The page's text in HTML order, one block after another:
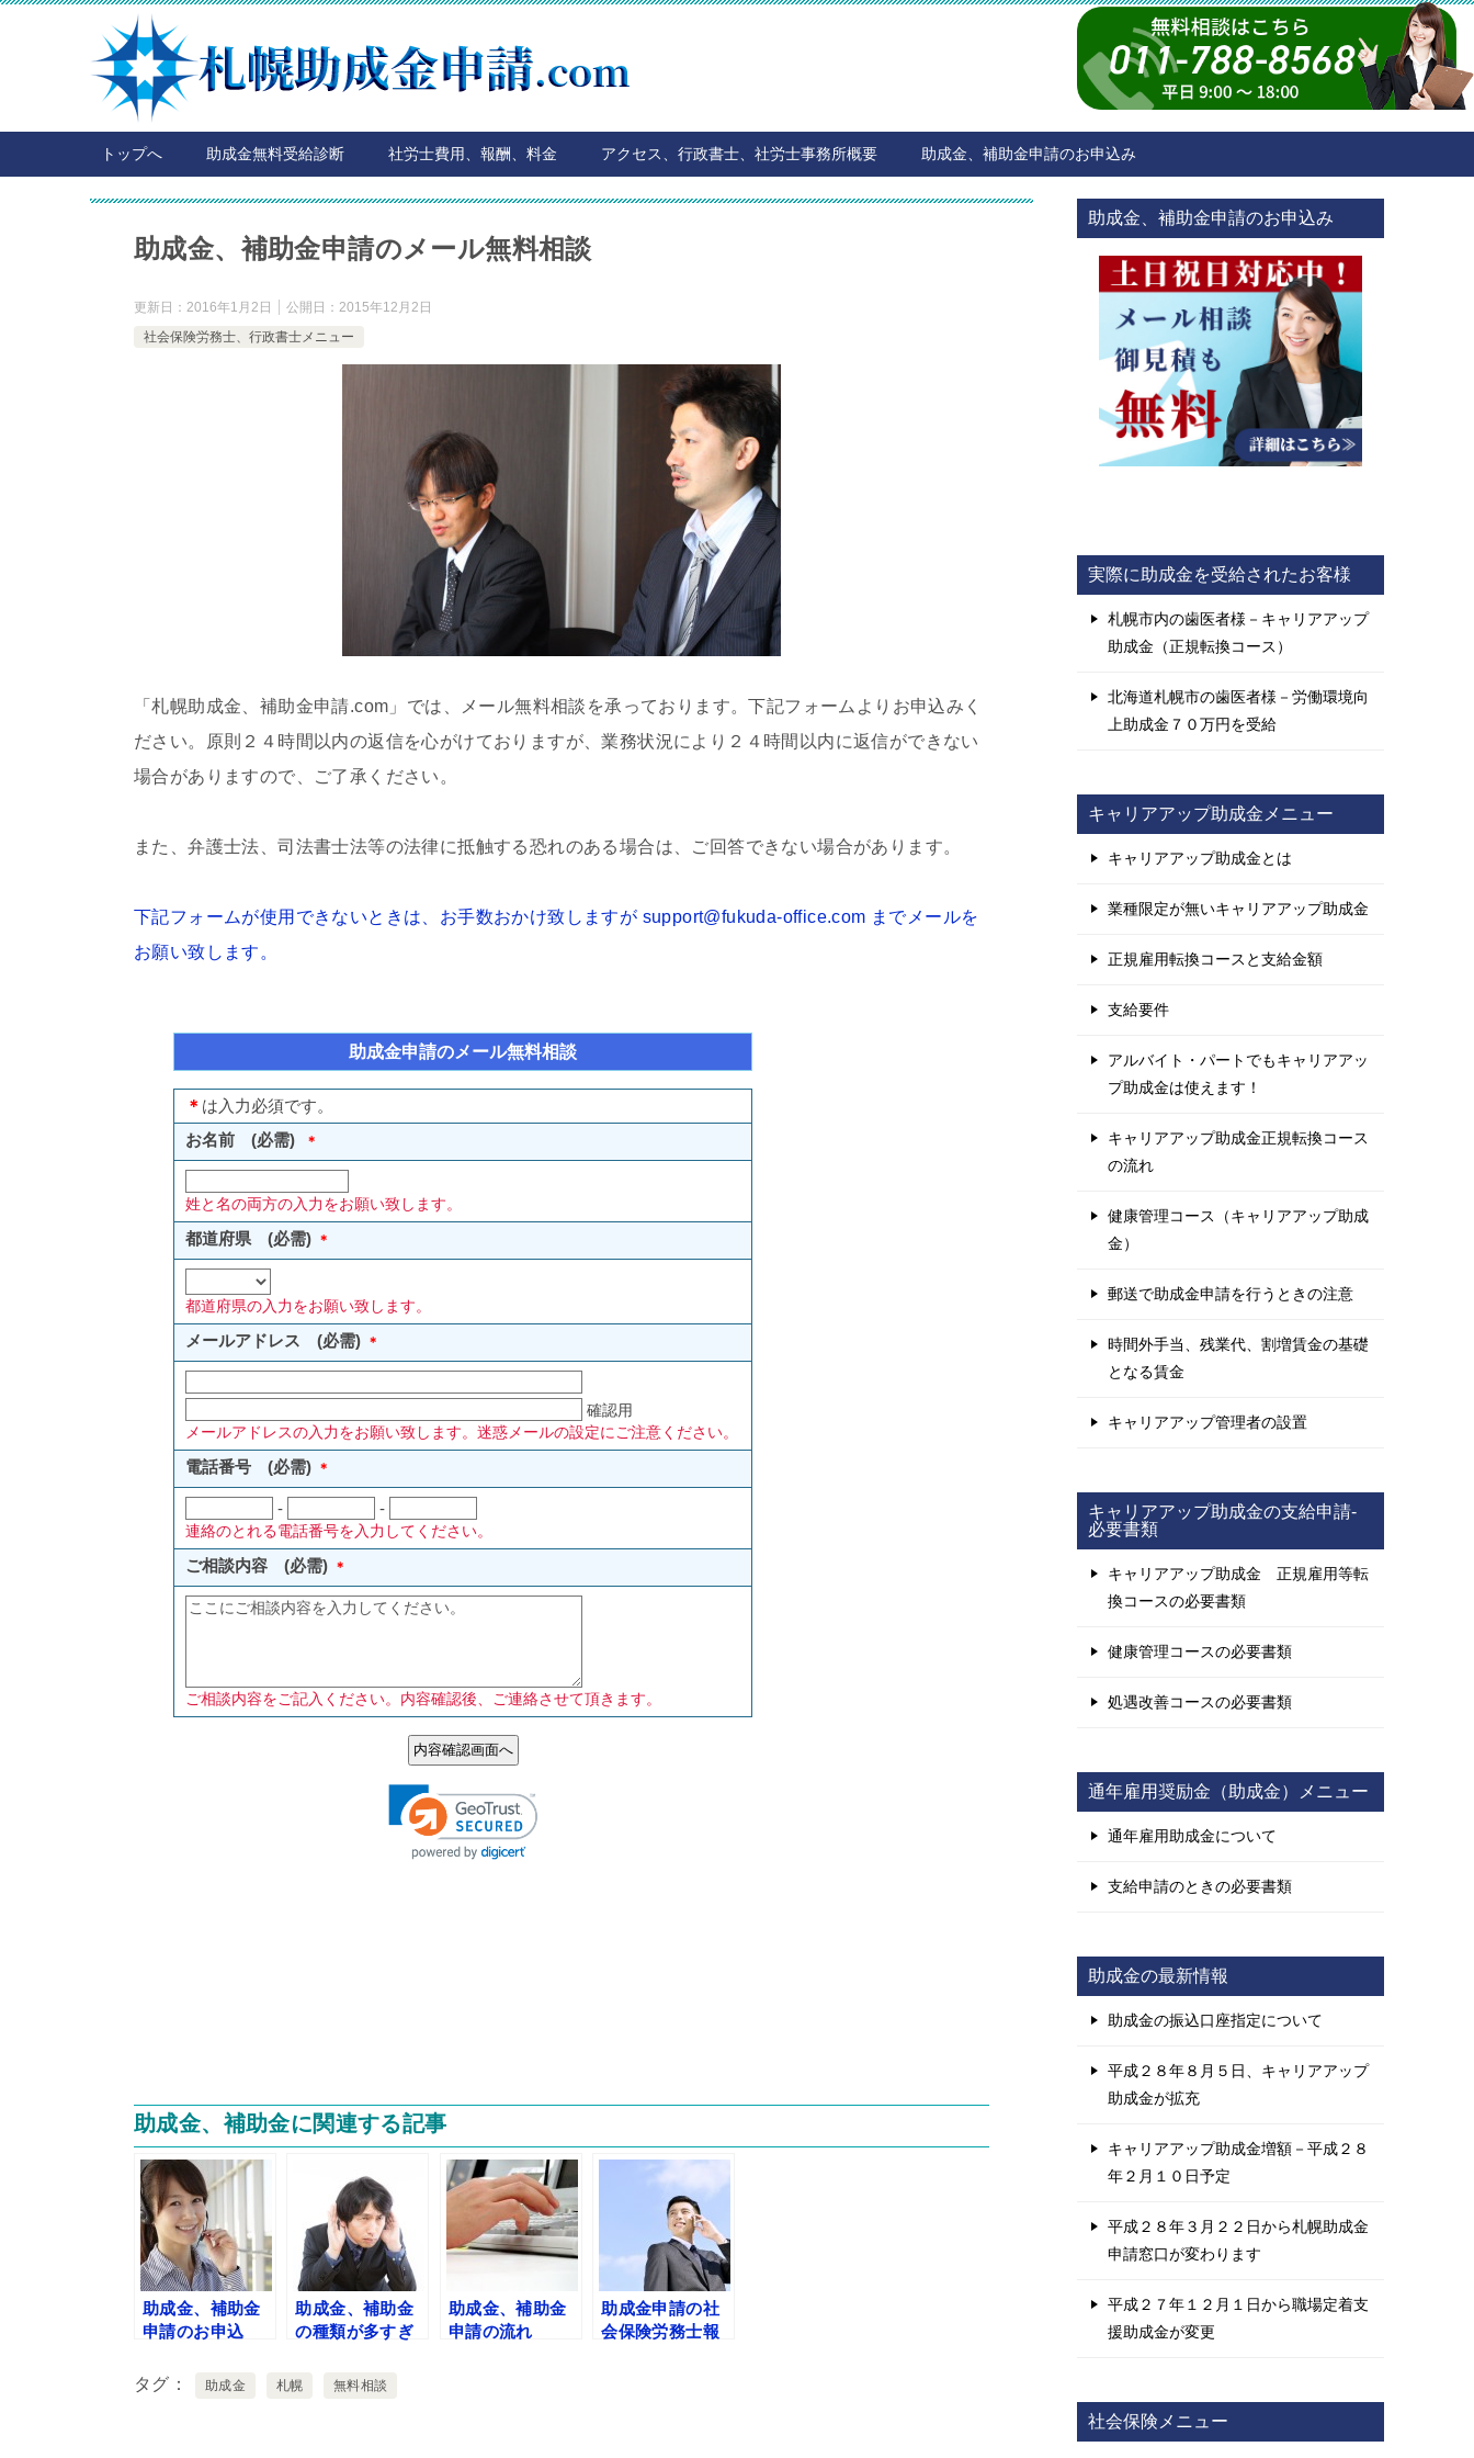
トップへ 助成金無料受給診断 社労士費用、報酬、料金 アクセス、行政書士、社労士事務所概要 助成金、補助金申請のお申込み
助成金、補助金申請のメール無料相談
更新日： 2016年1月2日 公開日： 2015年12月2日
社会保険労務士、行政書士メニュー
「札幌助成金、補助金申請.com」では、メール無料相談を承っております。下記フォームよりお申込みく
ださい。原則２４時間以内の返信を心がけておりますが、業務状況により２４時間以内に返信ができない
場合がありますので、ご了承ください。
また、弁護士法、司法書士法等の法律に抵触する恐れのある場合は、ご回答できない場合があります。
下記フォームが使用できないときは、お手数おかけ致しますが support@fukuda-office.com までメールを
お願い致します。
助成金、補助金に関連する記事
助成金、補助金
申請のお申込
助成金、補助金
の種類が多すぎ
助成金、補助金
申請の流れ
助成金申請の社
会保険労務士報
タグ
助成金 札幌 無料相談
助成金、補助金申請のお申込み
実際に助成金を受給されたお客様
札幌市内の歯医者様－キャリアアップ
助成金（正規転換コース）
北海道札幌市の歯医者様－労働環境向
上助成金７０万円を受給
キャリアアップ助成金メニュー
キャリアアップ助成金とは
業種限定が無いキャリアアップ助成金
正規雇用転換コースと支給金額
支給要件
アルバイト・パートでもキャリアアッ
プ助成金は使えます！
キャリアアップ助成金正規転換コース
の流れ
健康管理コース（キャリアアップ助成
金）
郵送で助成金申請を行うときの注意
時間外手当、残業代、割増賃金の基礎
となる賃金
キャリアアップ管理者の設置
キャリアアップ助成金の支給申請-
必要書類
キャリアアップ助成金 正規雇用等転
換コースの必要書類
健康管理コースの必要書類
処遇改善コースの必要書類
通年雇用奨励金（助成金）メニュー
通年雇用助成金について
支給申請のときの必要書類
助成金の最新情報
助成金の振込口座指定について
平成２８年８月５日、キャリアアップ
助成金が拡充
キャリアアップ助成金増額－平成２８
年２月１０日予定
平成２８年３月２２日から札幌助成金
申請窓口が変わります
平成２７年１２月１日から職場定着支
援助成金が変更
社会保険メニュー